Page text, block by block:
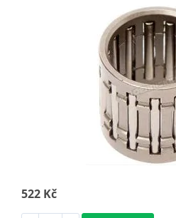
522 Kč